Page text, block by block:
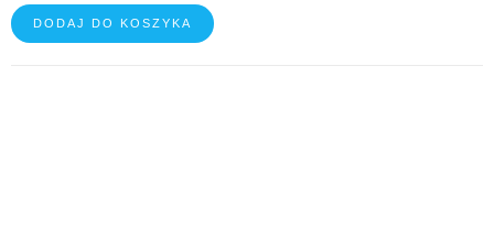
DODAJ DO KOSZYKA